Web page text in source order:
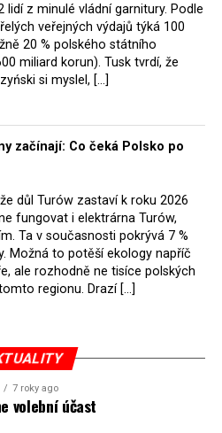
spravedlnosti jistě potěší
ale i těžaře. Je těžké si
rozhodoval sám ministr
souhlas vládnoucí koalice.
Morawieckého vlády,
zabezpečování cca 7 %
– klíčovými podniky, spolu
zaměstnávají cca pět
dolu a elektrárny nepřímo
tisíc pracovních míst v
opět zvítězila.
spravedlnosti jistě potěší
kteří žalobu u
také německé a české
ČEZ bude také spokojen –
totiž pro Polsko zcela
zvýšení závislosti na
2027.
z minulé vládní garnitury. Podle
veřejných výdajů týká 100
20 % polského státního
miliard korun). Tusk tvrdí, že
si myslel, […]
začínají: Co čeká Polsko po
důl Turów zastaví k roku 2026
fungovat i elektrárna Turów,
Ta v současnosti pokrývá 7 %
Možná to potěší ekology napříč
ale rozhodně ne tisíce polských
regionu. Drazí […]
7 roky ago
volební účast